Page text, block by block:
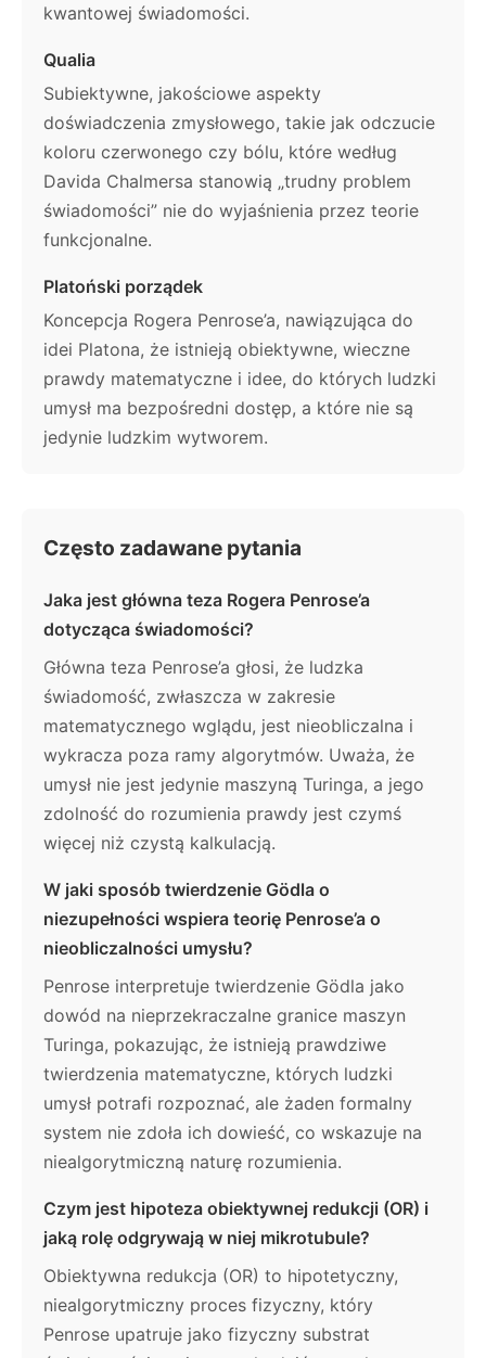
kwantowej świadomości.
Qualia
Subiektywne, jakościowe aspekty
doświadczenia zmysłowego, takie jak odczucie
koloru czerwonego czy bólu, które według
Davida Chalmersa stanowią „trudny problem
świadomości” nie do wyjaśnienia przez teorie
funkcjonalne.
Platoński porządek
Koncepcja Rogera Penrose’a, nawiązująca do
idei Platona, że istnieją obiektywne, wieczne
prawdy matematyczne i idee, do których ludzki
umysł ma bezpośredni dostęp, a które nie są
jedynie ludzkim wytworem.
Często zadawane pytania
Jaka jest główna teza Rogera Penrose’a
dotycząca świadomości?
Główna teza Penrose’a głosi, że ludzka
świadomość, zwłaszcza w zakresie
matematycznego wglądu, jest nieobliczalna i
wykracza poza ramy algorytmów. Uważa, że
umysł nie jest jedynie maszyną Turinga, a jego
zdolność do rozumienia prawdy jest czymś
więcej niż czystą kalkulacją.
W jaki sposób twierdzenie Gödla o
niezupełności wspiera teorię Penrose’a o
nieobliczalności umysłu?
Penrose interpretuje twierdzenie Gödla jako
dowód na nieprzekraczalne granice maszyn
Turinga, pokazując, że istnieją prawdziwe
twierdzenia matematyczne, których ludzki
umysł potrafi rozpoznać, ale żaden formalny
system nie zdoła ich dowieść, co wskazuje na
niealgorytmiczną naturę rozumienia.
Czym jest hipoteza obiektywnej redukcji (OR) i
jaką rolę odgrywają w niej mikrotubule?
Obiektywna redukcja (OR) to hipotetyczny,
niealgorytmiczny proces fizyczny, który
Penrose upatruje jako fizyczny substrat